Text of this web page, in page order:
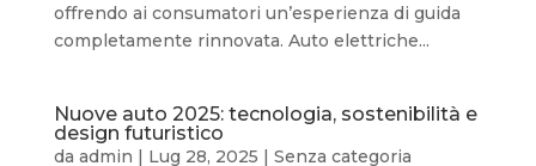
offrendo ai consumatori un’esperienza di guida
completamente rinnovata. Auto elettriche...
Nuove auto 2025: tecnologia, sostenibilità e
design futuristico
da admin | Lug 28, 2025 | Senza categoria